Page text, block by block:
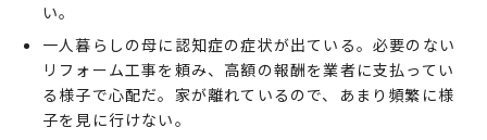
い。
一人暮らしの母に認知症の症状が出ている。必要のない
リフォーム工事を頼み、高額の報酬を業者に支払ってい
る様子で心配だ。家が離れているので、あまり頻繁に様
子を見に行けない。